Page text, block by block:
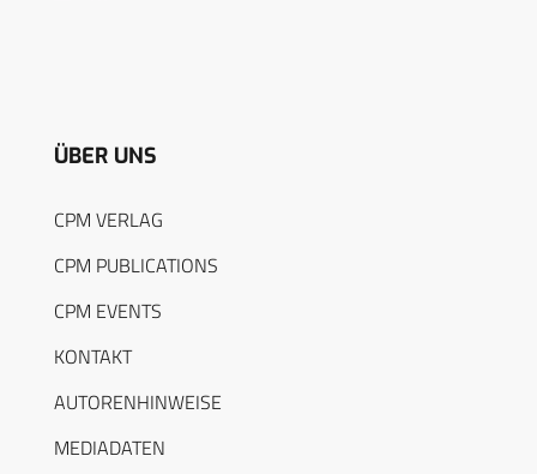
ÜBER UNS
CPM VERLAG
CPM PUBLICATIONS
CPM EVENTS
KONTAKT
AUTORENHINWEISE
MEDIADATEN